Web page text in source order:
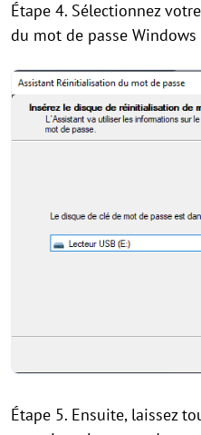
Étape 4. Sélectionnez
du mot de passe
Étape 5. Ensuite, laissez